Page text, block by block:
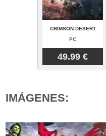
CRIMSON DESERT
PC
49.99 €
IMÁGENES: